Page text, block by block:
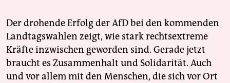
Der drohende Erfolg der AfD bei den kommenden
Landtagswahlen zeigt, wie stark rechtsextreme
Kräfte inzwischen geworden sind. Gerade jetzt
braucht es Zusammenhalt und Solidarität. Auch
und vor allem mit den Menschen, die sich vor Ort